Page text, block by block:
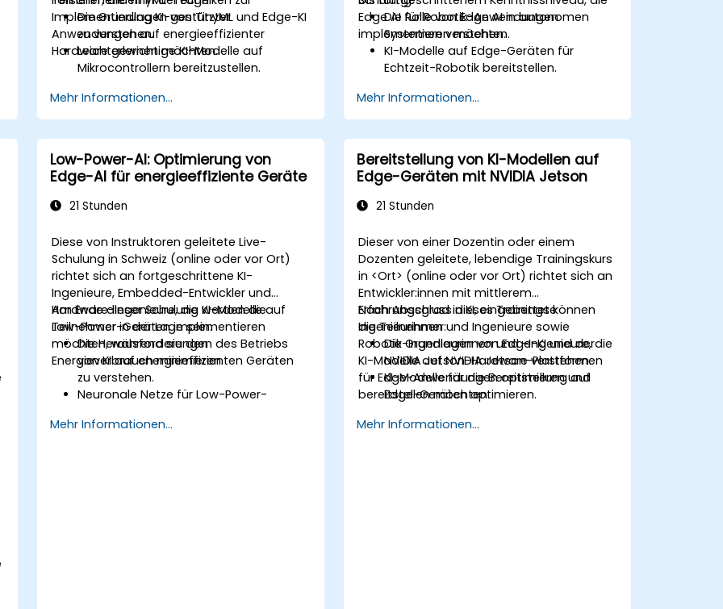
Implementierung KI-gestützter
Anwendungen auf energieeffizienter
Hardware erlernen möchten.
Die Grundlagen von TinyML und Edge-KI
zu verstehen.
Leichtgewichtige KI-Modelle auf
Mikrocontrollern bereitzustellen.
Stromverbrauch zu optimieren.
TinyML in praxisnahe IoT-Anwendungen
zu integrieren.
Mehr Informationen...
Edge AI für Robotik-Anwendungen
implementieren möchten.
Die Rolle von Edge AI in autonomen
Systemen verstehen.
KI-Modelle auf Edge-Geräten für
Echtzeit-Robotik bereitstellen.
niedriger Latenz optimieren.
Computer Vision und Sensor Fusion zur
robotischen Autonomie integrieren.
Mehr Informationen...
Low-Power-AI: Optimierung von
Edge-AI für energieeffiziente Geräte
21 Stunden
Diese von Instruktoren geleitete Live-
Schulung in Schweiz (online oder vor Ort)
richtet sich an fortgeschrittene KI-
Ingenieure, Embedded-Entwickler und
Hardware-Ingenieure, die KI-Modelle auf
Low-Power-Geräten implementieren
möchten, während sie den
Energieverbrauch minimieren.
Am Ende dieser Schulung werden die
Teilnehmer in der Lage sein:
Die Herausforderungen des Betriebs
von KI auf energieeffizienten Geräten
zu verstehen.
Neuronale Netze für Low-Power-
Quantisierung, Pruning und
Mehr Informationen...
Bereitstellung von KI-Modellen auf
Edge-Geräten mit NVIDIA Jetson
21 Stunden
Dieser von einer Dozentin oder einem
Dozenten geleitete, lebendige Trainingskurs
in <Ort> (online oder vor Ort) richtet sich an
Entwickler:innen mit mittlerem
Erfahrungsgrad in KI, eingebettete
Ingenieurinnen und Ingenieure sowie
Robotik-Ingenieurinnen und -Ingenieure, die
KI-Modelle auf NVIDIA Jetson-Plattformen
für Edge-Anwendungen optimieren und
bereitstellen möchten.
Nach Abschluss dieses Trainings können
die Teilnehmer:
Die Grundlagen von Edge-KI und der
NVIDIA Jetson-Hardware verstehen.
KI-Modelle für die Bereitstellung auf
Edge-Geräten optimieren.
Deep-Learning-Inferenzbetriebs
Mehr Informationen...